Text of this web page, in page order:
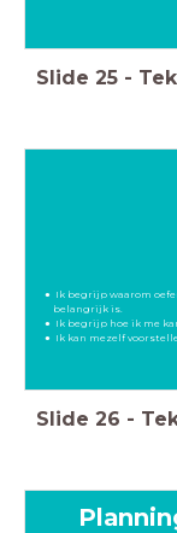
Slide 25 -
Ik begrijp waarom
belangrijk is.
Ik begrijp hoe ik me
Ik kan mezelf
Slide 26 -